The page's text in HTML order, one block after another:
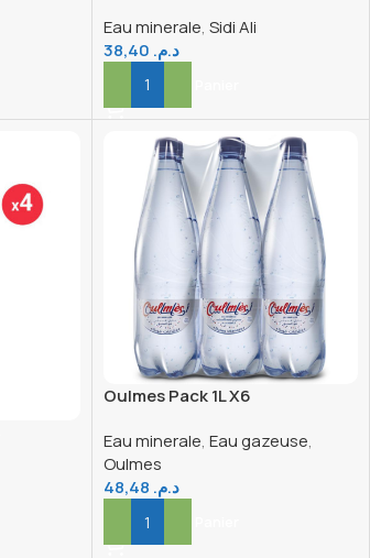
Eau minerale,Sidi Ali
د.م.
Ajouter Au Panier
Oulmes Pack 1L X6
Eau minerale,Eau gazeuse,
Oulmes
د.م.
Ajouter Au Panier